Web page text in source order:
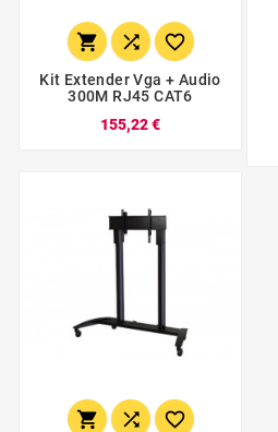
  
Kit Extender Vga + Audio
300M RJ45 CAT6
155,22 €
  